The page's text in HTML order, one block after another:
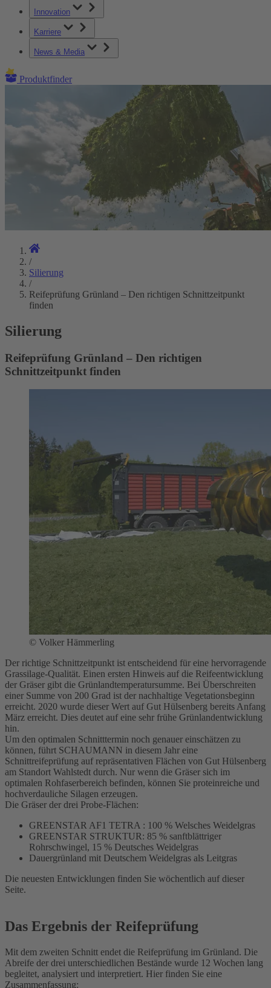
Innovation
Karriere
News & Media
Produktfinder
/
Silierung
/
Reifeprüfung Grünland – Den richtigen Schnittzeitpunkt
finden
Silierung
Reifeprüfung Grünland – Den richtigen
Schnittzeitpunkt finden
© Volker Hämmerling
Der richtige Schnittzeitpunkt ist entscheidend für eine hervorragende
Grassilage-Qualität. Einen ersten Hinweis auf die Reifeentwicklung
der Gräser gibt die Grünlandtemperatursumme. Bei Überschreiten
einer Summe von 200 Grad ist der nachhaltige Vegetationsbeginn
erreicht. 2020 wurde dieser Wert auf Gut Hülsenberg bereits Anfang
März erreicht. Dies deutet auf eine sehr frühe Grünlandentwicklung
hin.
Um den optimalen Schnitttermin noch genauer einschätzen zu
können, führt SCHAUMANN in diesem Jahr eine
Schnittreifeprüfung auf repräsentativen Flächen von Gut Hülsenberg
am Standort Wahlstedt durch. Nur wenn die Gräser sich im
optimalen Rohfaserbereich befinden, können Sie proteinreiche und
hochverdauliche Silagen erzeugen.
Die Gräser der drei Probe-Flächen:
GREENSTAR AF1 TETRA : 100 % Welsches Weidelgras
GREENSTAR STRUKTUR: 85 % sanftblättriger
Rohrschwingel, 15 % Deutsches Weidelgras
Dauergrünland mit Deutschem Weidelgras als Leitgras
Die neuesten Entwicklungen finden Sie wöchentlich auf dieser
Seite.
Das Ergebnis der Reifeprüfung
Mit dem zweiten Schnitt endet die Reifeprüfung im Grünland. Die
Abreife der drei unterschiedlichen Bestände wurde 12 Wochen lang
begleitet, analysiert und interpretiert. Hier finden Sie eine
Zusammenfassung: